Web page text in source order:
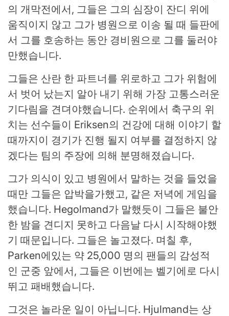
의 개막전에서, 그들은 그의 심장이 잔디 위에
움직이지 않고 그가 병원으로 이송 될 때 들판에
서 그를 호송하는 동안 경비원으로 그를 둘러야
만했습니다.
그들은 산란 한 파트너를 위로하고 그가 위험에
서 벗어 났는지 알아 내기 위해 가장 고통스러운
기다림을 견뎌야했습니다. 순위에서 축구의 위
치는 선수들이 Eriksen의 건강에 대해 이야기 할
때까지이 경기가 진행 될지 여부를 결정하지 않
겠다는 팀의 주장에 의해 분명해졌습니다.
그가 의식이 있고 병원에서 말하는 것을 들었을
때만 그들은 압박을가했고, 같은 저녁에 게임을
했습니다. Hegolmand가 말했듯이 그들은 불안
한 밤을 견디지 못하고 다음날 다시 시작해야했
기 때문입니다. 그들은 놀고졌다. 며칠 후,
Parken에있는 약 25,000 명의 팬들의 감성적
인 군중 앞에서, 그들은 이번에는 벨기에로 다시
뛰고 패배했습니다.
그것은 놀라운 일이 아닙니다. Hjulmand는 상